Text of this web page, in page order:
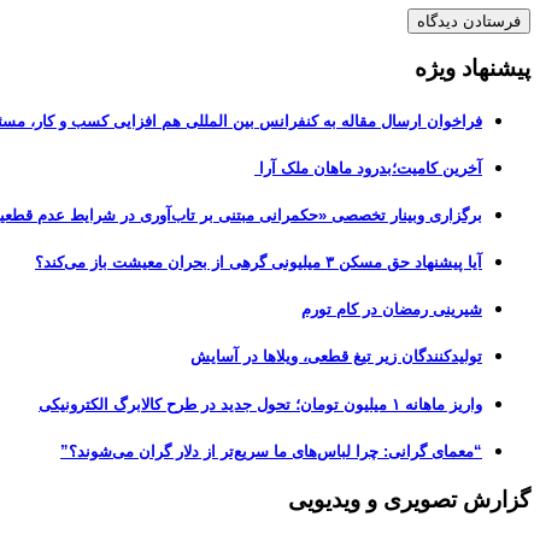
پیشنهاد ویژه
فراخوان ارسال مقاله به کنفرانس بین المللی هم افزایی کسب و کار،
آخرین کامیت؛بدرود ماهان ملک آرا
برگزاری وبینار تخصصی «حکمرانی مبتنی بر تاب‌آوری در شرایط عدم
آیا پیشنهاد حق مسکن ۳ میلیونی گرهی از بحران معیشت باز می‌کند؟
شیرینی رمضان در کام تورم
تولیدکنندگان زیر تیغ قطعی، ویلاها در آسایش
واریز ماهانه ۱ میلیون تومان؛ تحول جدید در طرح کالابرگ الکترونیکی
“معمای گرانی: چرا لباس‌های ما سریع‌تر از دلار گران می‌شوند؟”
گزارش تصویری و ویدیویی